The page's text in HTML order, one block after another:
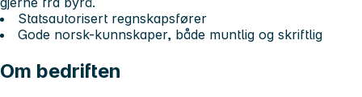
Statsautorisert regnskapsfører
Gode norsk-kunnskaper, både muntlig og skriftlig
Om bedriften